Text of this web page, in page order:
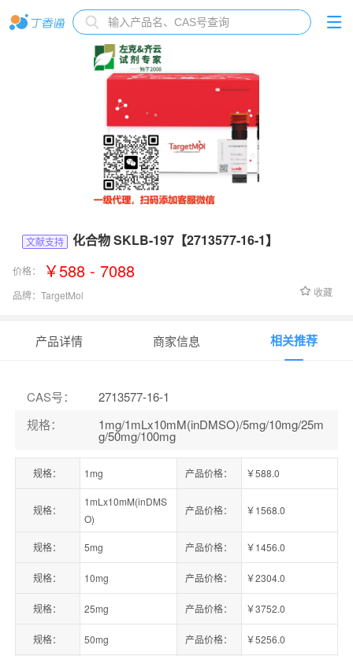
文献支持 化合物 SKLB-197【2713577-16-1】
价格： ￥588 - 7088
品牌： TargetMol 收藏
产品详情 商家信息 相关推荐
CAS号：
2713577-16-1
规格： 1mg/1mLx10mM(inDMSO)/5mg/10mg/25m
g/50mg/100mg
规格： 1mg 产品价格： ￥588.0
规格：
1mLx10mM(inDMS
O)
产品价格： ￥1568.0
规格： 5mg 产品价格： ￥1456.0
规格： 10mg 产品价格： ￥2304.0
规格： 25mg 产品价格： ￥3752.0
规格： 50mg 产品价格： ￥5256.0